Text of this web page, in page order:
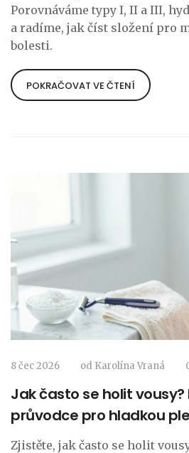
Porovnáváme typy I, II a III,
a radíme, jak číst složení pro
bolesti.
POKRAČOVAT VE ČTENÍ
8 čec 2026 od Karolína Vraná
Jak často se holit
průvodce pro hladkou
Zjistěte, jak často se holit